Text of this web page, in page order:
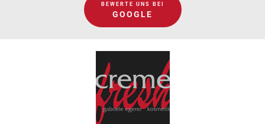
BEWERTE UNS BEI
GOOGLE